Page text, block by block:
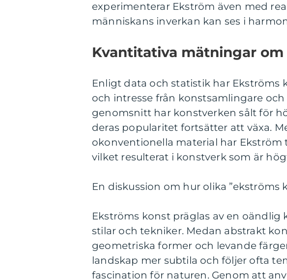
experimenterar Ekström även med
människans inverkan kan ses i
Kvantitativa mätningar om
Enligt data och statistik har
och intresse från konstsamlingare
genomsnitt har konstverken sålt för
deras popularitet fortsätter att växa.
okonventionella material har Ekström
vilket resulterat i konstverk som är
En diskussion om hur olika ”ekströms
Ekströms konst präglas av en oändlig
stilar och tekniker. Medan abstrakt
geometriska former och levande
landskap mer subtila och följer ofta
fascination för naturen. Genom att